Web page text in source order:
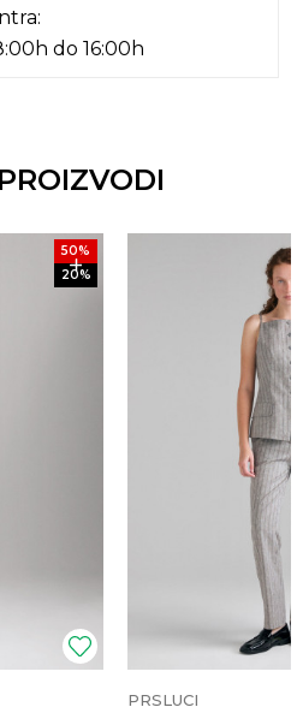
do 16:00h
50%
20%
PRSLUCI